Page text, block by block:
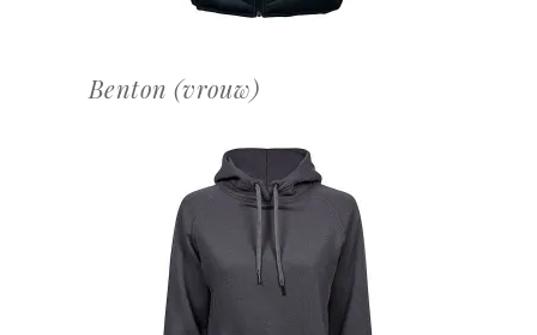
Benton (vrouw)
OFFERTEAANVRAAG